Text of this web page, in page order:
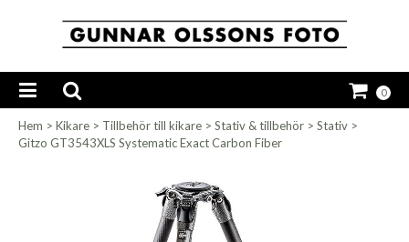
0
Hem > Kikare > Tillbehör till kikare > Stativ & tillbehör > Stativ >
Gitzo GT3543XLS Systematic Exact Carbon Fiber